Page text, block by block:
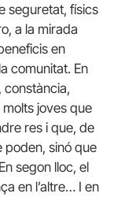
seguretat, físics
a la mirada
en
comunitat. En
constància,
joves que
res i que, de
poden, sinó que
segon lloc, el
en l’altre… I en